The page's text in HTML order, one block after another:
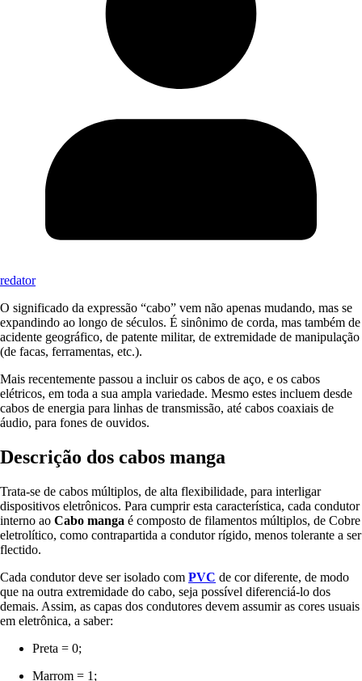
redator
O significado da expressão “cabo” vem não apenas mudando, mas se
expandindo ao longo de séculos. É sinônimo de corda, mas também de
acidente geográfico, de patente militar, de extremidade de manipulação
(de facas, ferramentas, etc.).
Mais recentemente passou a incluir os cabos de aço, e os cabos
elétricos, em toda a sua ampla variedade. Mesmo estes incluem desde
cabos de energia para linhas de transmissão, até cabos coaxiais de
áudio, para fones de ouvidos.
Descrição dos cabos manga
Trata-se de cabos múltiplos, de alta flexibilidade, para interligar
dispositivos eletrônicos. Para cumprir esta característica, cada condutor
interno ao Cabo manga é composto de filamentos múltiplos, de Cobre
eletrolítico, como contrapartida a condutor rígido, menos tolerante a ser
flectido.
Cada condutor deve ser isolado com PVC de cor diferente, de modo
que na outra extremidade do cabo, seja possível diferenciá-lo dos
demais. Assim, as capas dos condutores devem assumir as cores usuais
em eletrônica, a saber:
Preta = 0;
Marrom = 1;